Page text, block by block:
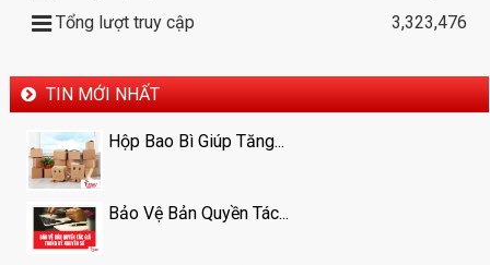
Tổng lượt truy cập
3,323,476
TIN MỚI NHẤT
Hộp Bao Bì Giúp Tăng...
Bảo Vệ Bản Quyền Tác...